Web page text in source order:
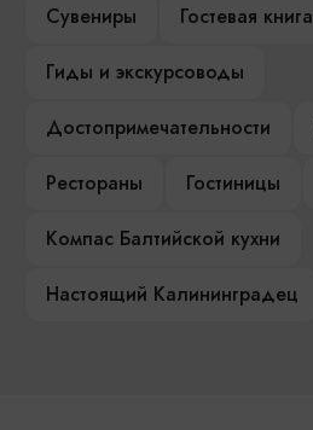
Сувениры
Гостевая книга
Гиды и экскурсоводы
Достопримечательности
Рестораны
Гостиницы
Компас Балтийской кухни
Настоящий Калининградец